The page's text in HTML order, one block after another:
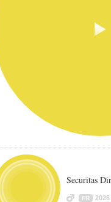
Securitas
FR 2026